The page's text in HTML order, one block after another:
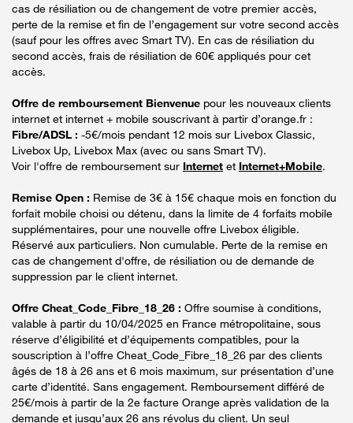
cas de résiliation ou de changement de votre premier accès,
perte de la remise et fin de l’engagement sur votre second accès
(sauf pour les offres avec Smart TV). En cas de résiliation du
second accès, frais de résiliation de 60€ appliqués pour cet
accès.
Offre de remboursement Bienvenue pour les nouveaux clients
internet et internet + mobile souscrivant à partir d’orange.fr :
Fibre/ADSL : -5€/mois pendant 12 mois sur Livebox Classic,
Livebox Up, Livebox Max (avec ou sans Smart TV).
Voir l'offre de remboursement sur Internet et Internet+Mobile.
Remise Open : Remise de 3€ à 15€ chaque mois en fonction du
forfait mobile choisi ou détenu, dans la limite de 4 forfaits mobile
supplémentaires, pour une nouvelle offre Livebox éligible.
Réservé aux particuliers. Non cumulable. Perte de la remise en
cas de changement d'offre, de résiliation ou de demande de
suppression par le client internet.
Offre Cheat_Code_Fibre_18_26 : Offre soumise à conditions,
valable à partir du 10/04/2025 en France métropolitaine, sous
réserve d’éligibilité et d’équipements compatibles, pour la
souscription à l’offre Cheat_Code_Fibre_18_26 par des clients
âgés de 18 à 26 ans et 6 mois maximum, sur présentation d’une
carte d’identité. Sans engagement. Remboursement différé de
25€/mois à partir de la 2e facture Orange après validation de la
demande et jusqu’aux 26 ans révolus du client. Un seul